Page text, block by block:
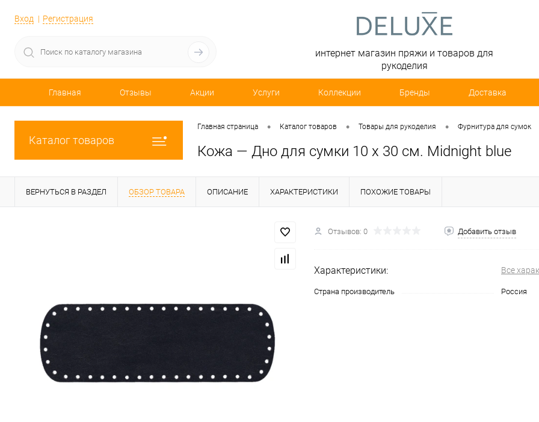
Вход Регистрация
интернет магазин пряжи и товаров для
рукоделия
Главная Отзывы Акции Услуги Коллекции Бренды Доставка
Каталог товаров
Главная страница • Каталог товаров • Товары для рукоделия • Фурнитура для сумок
Кожа — Дно для сумки 10 х 30 см. Midnight blue
ВЕРНУТЬСЯ В РАЗДЕЛ ОБЗОР ТОВАРА ОПИСАНИЕ ХАРАКТЕРИСТИКИ ПОХОЖИЕ ТОВАРЫ
Отзывов: 0 Добавить отзыв
Характеристики: Все
Страна производитель Россия